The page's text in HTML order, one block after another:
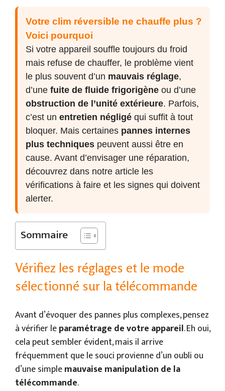
Votre clim réversible ne chauffe plus ?
Voici pourquoi
Si votre appareil souffle toujours du froid
mais refuse de chauffer, le problème vient
le plus souvent d’un mauvais réglage,
d’une fuite de fluide frigorigène ou d’une
obstruction de l’unité extérieure. Parfois,
c’est un entretien négligé qui suffit à tout
bloquer. Mais certaines pannes internes
plus techniques peuvent aussi être en
cause. Avant d’envisager une réparation,
découvrez dans notre article les
vérifications à faire et les signes qui doivent
alerter.
Sommaire
Vérifiez les réglages et le mode
sélectionné sur la télécommande
Avant d’évoquer des pannes plus complexes, pensez
à vérifier leparamétrage de votre appareil. Eh oui,
cela peut sembler évident, mais il arrive
fréquemment que le souci provienne d’un oubli ou
d’une simplemauvaise manipulation de la
télécommande.